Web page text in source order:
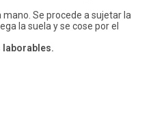
Se procede a sujetar la
la suela y se cose por el
laborables.